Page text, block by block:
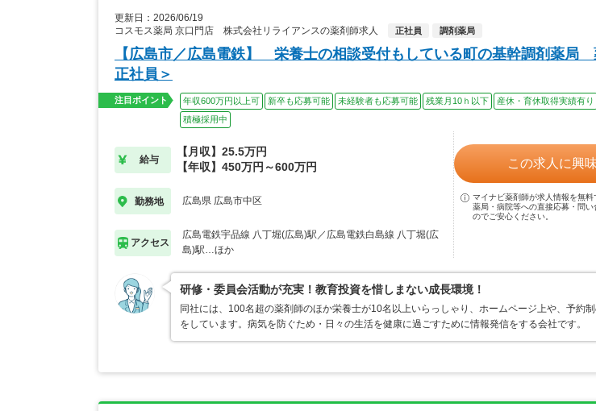
更新日：2026/06/19
コスモス薬局 京口門店 株式会社リライアンスの薬剤師求人
正社員 調剤薬局
【広島市／広島電鉄】 栄養士の相談受付もしている町の基幹調剤薬局
正社員＞
注目ポイント 年収600万円以上可 新卒も応募可能 未経験者も応募可能 残業月10ｈ以下 産休・育休取得実績有り
積極採用中
給与
【月収】25.5万円
【年収】450万円～600万円
勤務地 広島県 広島市中区
アクセス
広島電鉄宇品線 八丁堀(広島)駅／広島電鉄白島線 八丁堀(広
島)駅…ほか
この求人に興
マイナビ薬剤師が求人情報を無料
薬局・病院等への直接応募・問
のでご安心ください。
研修・委員会活動が充実！教育投資を惜しまない成長環境！
同社には、100名超の薬剤師のほか栄養士が10名以上いらっしゃり、ホームページ上や、予約
をしています。病気を防ぐため・日々の生活を健康に過ごすために情報発信をする会社です。